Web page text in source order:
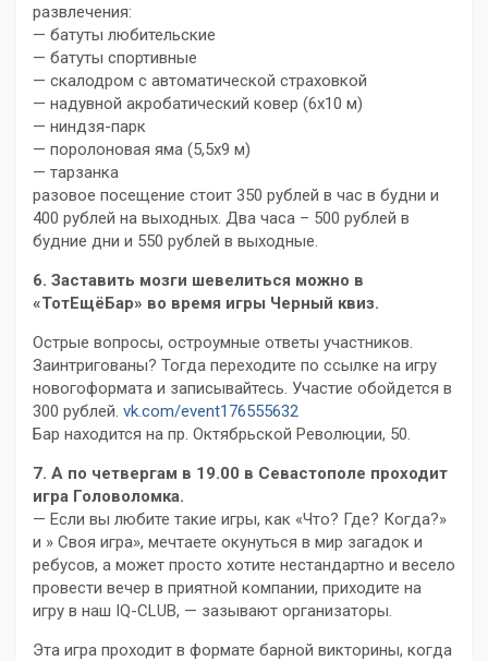
развлечения:
— батуты любительские
— батуты спортивные
— скалодром с автоматической страховкой
— надувной акробатический ковер (6х10 м)
— ниндзя-парк
— поролоновая яма (5,5х9 м)
— тарзанка
разовое посещение стоит 350 рублей в час в будни и
400 рублей на выходных. Два часа – 500 рублей в
будние дни и 550 рублей в выходные.
6. Заставить мозги шевелиться можно в
«ТотЕщёБар» во время игры Черный квиз.
Острые вопросы, остроумные ответы участников.
Заинтригованы? Тогда переходите по ссылке на игру
новогоформата и записывайтесь. Участие обойдется в
300 рублей. vk.com/event176555632
Бар находится на пр. Октябрьской Революции, 50.
7. А по четвергам в 19.00 в Севастополе проходит
игра Головоломка.
— Если вы любите такие игры, как «Что? Где? Когда?»
и » Своя игра», мечтаете окунуться в мир загадок и
ребусов, а может просто хотите нестандартно и весело
провести вечер в приятной компании, приходите на
игру в наш IQ-CLUB, — зазывают организаторы.
Эта игра проходит в формате барной викторины, когда